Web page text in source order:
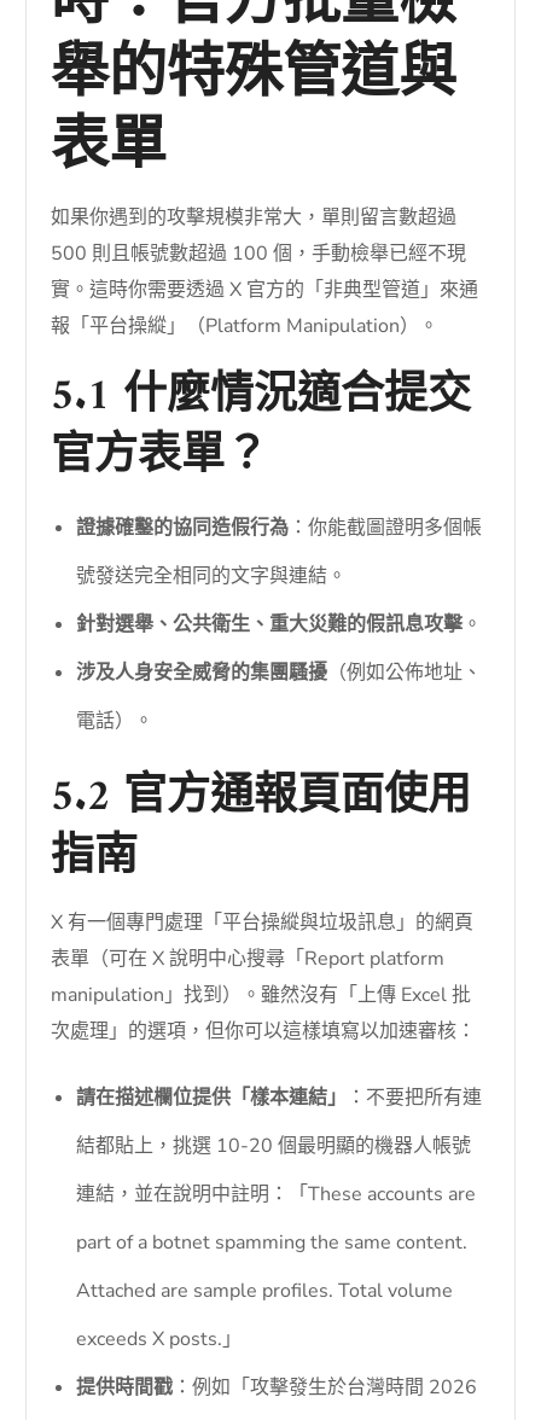
舉的特殊管道與
表單
如果你遇到的攻擊規模非常大，單則留言數超過
500 則且帳號數超過 100 個，手動檢舉已經不現
實。這時你需要透過 X 官方的「非典型管道」來通
報「平台操縱」（Platform Manipulation）。
5.1 什麼情況適合提交
官方表單？
證據確鑿的協同造假行為 ：你能截圖證明多個帳
號發送完全相同的文字與連結。
針對選舉、公共衛生、重大災難的假訊息攻擊。
涉及人身安全威脅的集團騷擾 （例如公佈地址、
電話）。
5.2 官方通報頁面使用
指南
X 有一個專門處理「平台操縱與垃圾訊息」的網頁
表單（可在 X 說明中心搜尋「Report platform
manipulation」找到）。雖然沒有「上傳 Excel 批
次處理」的選項，但你可以這樣填寫以加速審核：
請在描述欄位提供「樣本連結」
：不要把所有連
結都貼上，挑選 10-20 個最明顯的機器人帳號
連結，並在說明中註明：「These accounts are
part of a botnet spamming the same content.
Attached are sample profiles. Total volume
exceeds X posts.」
提供時間戳 ：例如「攻擊發生於台灣時間 2026